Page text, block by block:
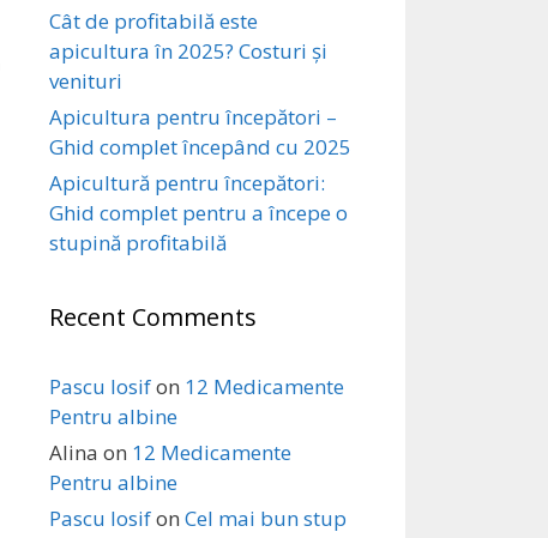
Cât de profitabilă este
apicultura în 2025? Costuri și
venituri
Apicultura pentru începători –
Ghid complet începând cu 2025
Apicultură pentru începători:
Ghid complet pentru a începe o
stupină profitabilă
Recent Comments
Pascu Iosifon 12 Medicamente
Pentru albine
Alina on 12 Medicamente
Pentru albine
Pascu IosifonCel mai bun stup